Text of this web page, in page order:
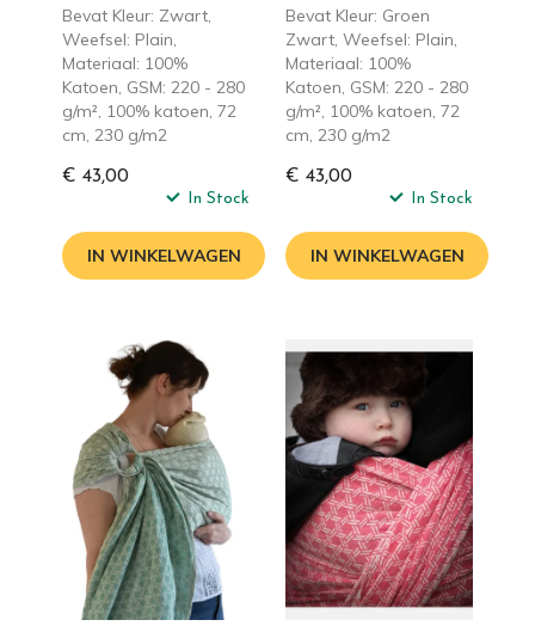
Bevat Kleur: Zwart,
Weefsel: Plain,
Materiaal: 100%
Katoen, GSM: 220 - 280
g/m², 100% katoen, 72
cm, 230 g/m2
€ 43,00
In Stock
IN WINKELWAGEN
Bevat Kleur: Groen
Zwart, Weefsel: Plain,
Materiaal: 100%
Katoen, GSM: 220 - 280
g/m², 100% katoen, 72
cm, 230 g/m2
€ 43,00
In Stock
IN WINKELWAGEN